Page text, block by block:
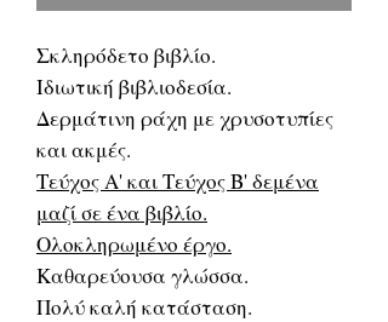
Σκληρόδετο βιβλίο.
Ιδιωτική βιβλιοδεσία.
Δερμάτινη ράχη με χρυσοτυπίες
και ακμές.
Τεύχος Α' και Τεύχος Β' δεμένα
μαζί σε ένα βιβλίο.
Ολοκληρωμένο έργο.
Καθαρεύουσα γλώσσα.
Πολύ καλή κατάσταση.